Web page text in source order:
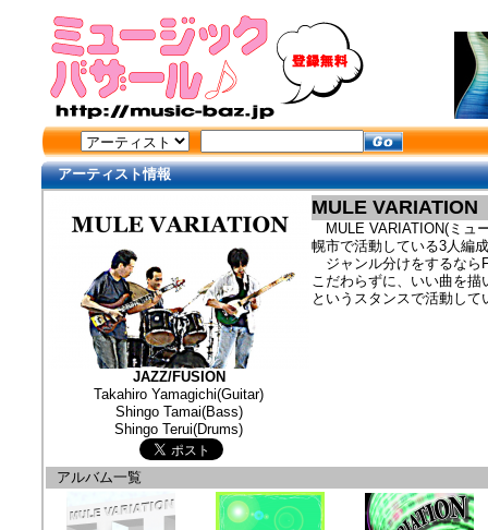
アーティスト情報
JAZZ/FUSION
Takahiro Yamagichi(Guitar)
Shingo Tamai(Bass)
Shingo Terui(Drums)
MULE VARIATION
MULE VARIATION(ミュ
幌市で活動している3人編
ジャンル分けをするなら
こだわらずに、いい曲を
というスタンスで活動し
アルバム一覧